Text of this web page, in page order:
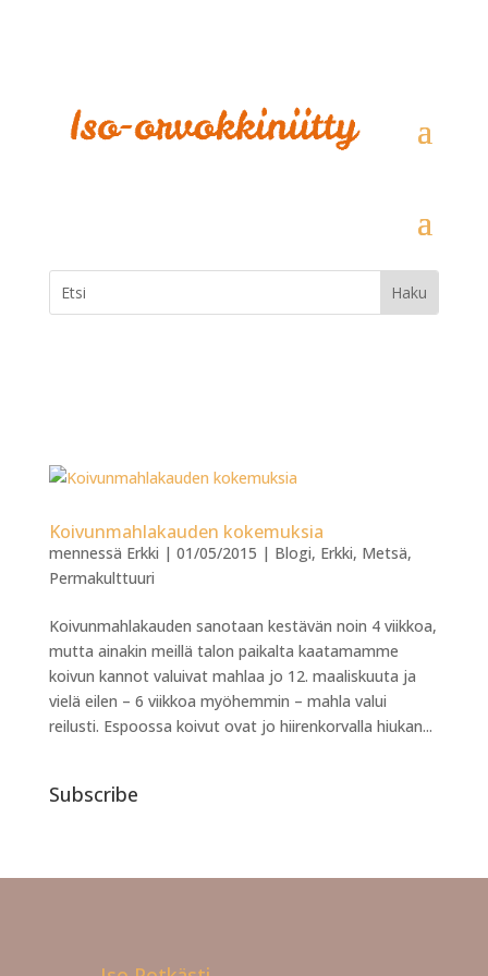
Koivunmahlakauden kokemuksia
mennessä Erkki | 01/05/2015 | Blogi, Erkki, Metsä,
Permakulttuuri
Koivunmahlakauden sanotaan kestävän noin 4 viikkoa,
mutta ainakin meillä talon paikalta kaatamamme
koivun kannot valuivat mahlaa jo 12. maaliskuuta ja
vielä eilen – 6 viikkoa myöhemmin – mahla valui
reilusti. Espoossa koivut ovat jo hiirenkorvalla hiukan...
Subscribe